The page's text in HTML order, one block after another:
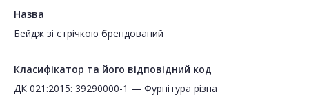
Назва
Бейдж зі стрічкою брендований
Класифікатор та його відповідний код
ДК 021:2015: 39290000-1 — Фурнітура різна